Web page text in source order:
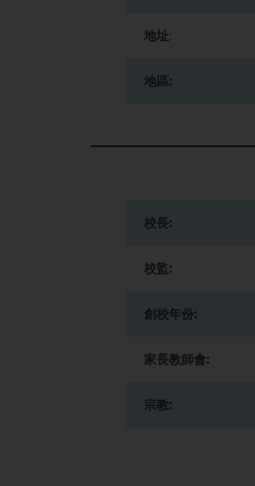
地址:
地區:
校長:
校監:
創校年份:
家長教師會:
宗教: